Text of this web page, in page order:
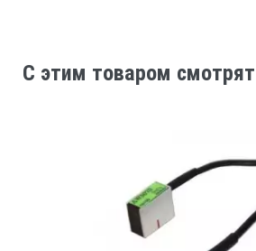
C этим товаром смотрят